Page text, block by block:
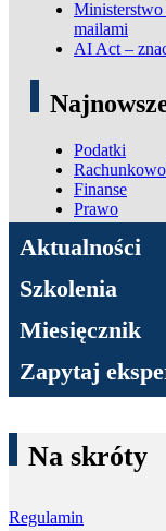
Ministerstwo
mailami
AI Act –
Podatki
Finanse
Prawo
ADN
Aktualności
Szkolenia
Miesięcznik
Zapytaj
Na skróty
Regulamin